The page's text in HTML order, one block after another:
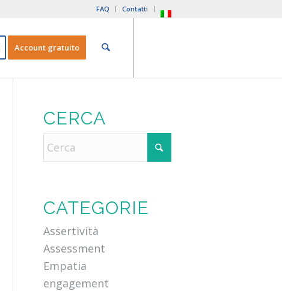
FAQ Contatti
Account gratuito
CERCA
CATEGORIE
Assertività
Assessment
Empatia
engagement